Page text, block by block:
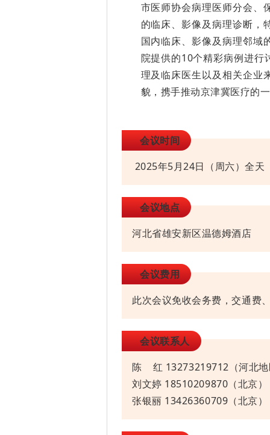
市医师协会病理医师分会、
的临床、影像及病理诊断，
国内临床、影像及病理邻域
院提供的10个精彩病例进行
理及临床医生以及相关企业
貌，携手推动京津冀医疗的
会议时间
2025年5月24日（周六）全天
会议地点
河北省雄安新区温德姆酒店
会议费用
此次会议免收会务费，交通费
会议联系人
陈 红 13273219712（河北
刘文婷 18510209870（北京）
张银丽 13426360709（北京）